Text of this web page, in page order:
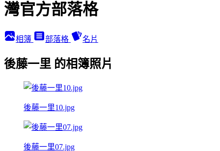
灣官方部落格
相簿 部落格 名片
後藤一里 的相簿照片
後藤一里10.jpg
後藤一里07.jpg